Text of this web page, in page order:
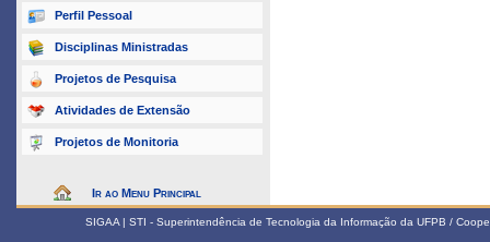
Perfil Pessoal
Disciplinas Ministradas
Projetos de Pesquisa
Atividades de Extensão
Projetos de Monitoria
Ir ao Menu Principal
SIGAA | STI - Superintendência de Tecnologia da Informação da UFPB /